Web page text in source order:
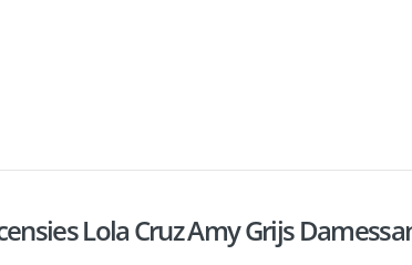
Lola Cruz Amy Grijs